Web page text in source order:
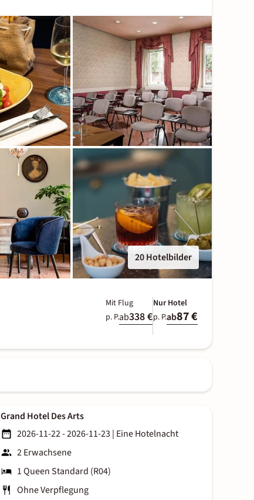
20 Hotelbilder
Mit Flug
p. P.ab338 €
Nur Hotel
p. P.ab87 €
Grand Hotel Des Arts
2026-11-22 - 2026-11-23 | Eine Hotelnacht
2 Erwachsene
1 Queen Standard (R04)
Ohne Verpflegung